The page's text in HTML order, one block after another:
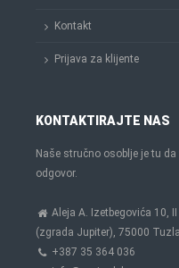
Kontakt
Prijava za klijente
KONTAKTIRAJTE NAS
Naše stručno osoblje je tu
odgovor.
Aleja A. Izetbegovića 10,
(zgrada Jupiter), 75000
+387 35 364 036